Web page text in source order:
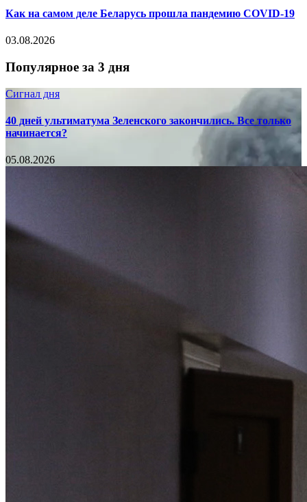
Как на самом деле Беларусь прошла пандемию COVID-19
03.08.2026
Популярное за 3 дня
Сигнал дня
40 дней ультиматума Зеленского закончились. Все только
начинается?
05.08.2026